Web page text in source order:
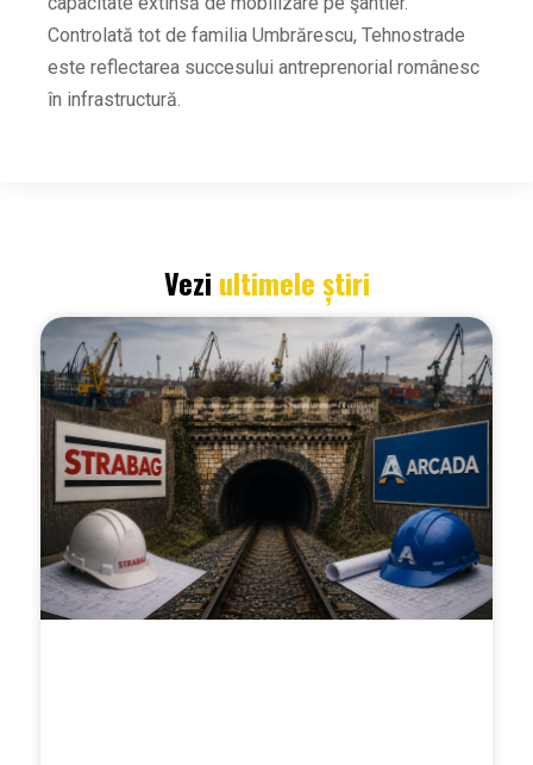
Controlată tot de familia Umbrărescu, Tehnostrade
este reflectarea succesului antreprenorial românesc
în infrastructură.
Vezi ultimele știri